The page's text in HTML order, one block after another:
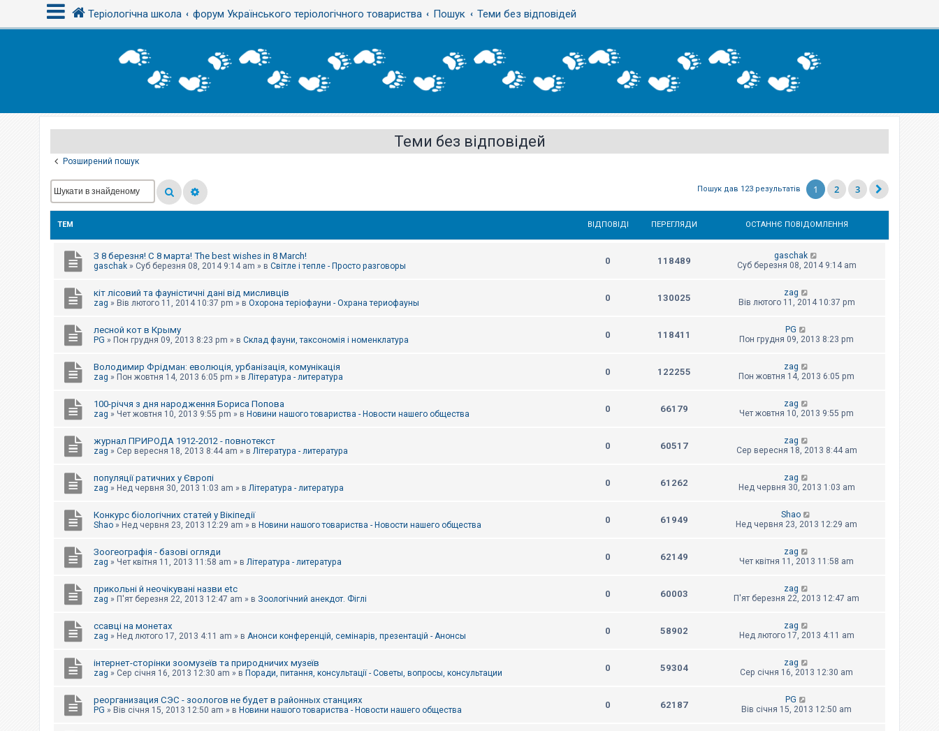
Теріологічна школа форум Українського теріологічного товариства Пошук Теми без відповідей
Теми без відповідей
Розширений пошук
Пошук дав 123 результатів 1 2 3
ТЕМ ВІДПОВІДІ ПЕРЕГЛЯДИ ОСТАННЄ ПОВІДОМЛЕННЯ
З 8 березня! С 8 марта! The best wishes in 8 March!
gaschak » Суб березня 08, 2014 9:14 am » в Світле і тепле - Просто разговоры 0 118489
gaschak
Суб березня 08, 2014 9:14 am
кіт лісовий та фауністичні дані від мисливців
zag » Вів лютого 11, 2014 10:37 pm » в Охорона теріофауни - Охрана териофауны 0 130025
zag
Вів лютого 11, 2014 10:37 pm
лесной кот в Крыму
PG » Пон грудня 09, 2013 8:23 pm » в Склад фауни, таксономія і номенклатура 0 118411
PG
Пон грудня 09, 2013 8:23 pm
Володимир Фрідман: еволюція, урбанізація, комунікація
zag » Пон жовтня 14, 2013 6:05 pm » в Література - литература 0 122255
zag
Пон жовтня 14, 2013 6:05 pm
100-річчя з дня народження Бориса Попова
zag » Чет жовтня 10, 2013 9:55 pm » в Новини нашого товариства - Новости нашего общества 0 66179
zag
Чет жовтня 10, 2013 9:55 pm
журнал ПРИРОДА 1912-2012 - повнотекст
zag » Сер вересня 18, 2013 8:44 am » в Література - литература 0 60517
zag
Сер вересня 18, 2013 8:44 am
популяції ратичних у Європі
zag » Нед червня 30, 2013 1:03 am » в Література - литература 0 61262
zag
Нед червня 30, 2013 1:03 am
Конкурс біологічних статей у Вікіпедії
Shao » Нед червня 23, 2013 12:29 am » в Новини нашого товариства - Новости нашего общества 0 61949
Shao
Нед червня 23, 2013 12:29 am
Зоогеографія - базові огляди
zag » Чет квітня 11, 2013 11:58 am » в Література - литература 0 62149
zag
Чет квітня 11, 2013 11:58 am
прикольні й неочікувані назви etc
zag » П'ят березня 22, 2013 12:47 am » в Зоологічний анекдот. Фіглі 0 60003
zag
П'ят березня 22, 2013 12:47 am
ссавці на монетах
zag » Нед лютого 17, 2013 4:11 am » в Анонси конференцій, семінарів, презентацій - Анонсы 0 58902
zag
Нед лютого 17, 2013 4:11 am
інтернет-сторінки зоомузеїв та природничих музеїв
zag » Сер січня 16, 2013 12:30 am » в Поради, питання, консультації - Советы, вопросы, консультации 0 59304
zag
Сер січня 16, 2013 12:30 am
реорганизация СЭС - зоологов не будет в районных станциях
PG » Вів січня 15, 2013 12:50 am » в Новини нашого товариства - Новости нашего общества 0 62187
PG
Вів січня 15, 2013 12:50 am